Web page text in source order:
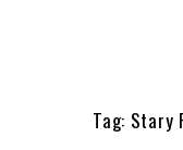
Tag: Stary